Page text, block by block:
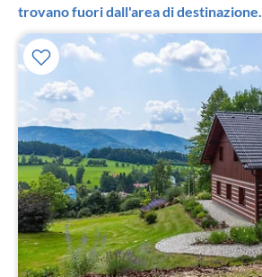
trovano fuori dall'area di destinazione.